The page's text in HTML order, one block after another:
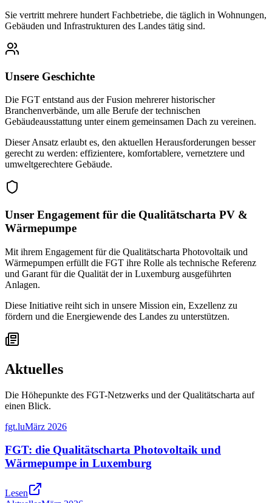
Sie vertritt mehrere hundert Fachbetriebe, die täglich in Wohnungen,
Gebäuden und Infrastrukturen des Landes tätig sind.
Unsere Geschichte
Die FGT entstand aus der Fusion mehrerer historischer
Branchenverbände, um alle Berufe der technischen
Gebäudeausstattung unter einem gemeinsamen Dach zu vereinen.
Dieser Ansatz erlaubt es, den aktuellen Herausforderungen besser
gerecht zu werden: effizientere, komfortablere, vernetztere und
umweltgerechtere Gebäude.
Unser Engagement für die Qualitätscharta PV &
Wärmepumpe
Mit ihrem Engagement für die Qualitätscharta Photovoltaik und
Wärmepumpen erfüllt die FGT ihre Rolle als technische Referenz
und Garant für die Qualität der in Luxemburg ausgeführten
Anlagen.
Diese Initiative reiht sich in unsere Mission ein, Exzellenz zu
fördern und die Energiewende des Landes zu unterstützen.
Aktuelles
Die Höhepunkte des FGT-Netzwerks und der Qualitätscharta auf
einen Blick.
fgt.luMärz 2026
FGT: die Qualitätscharta Photovoltaik und
Wärmepumpe in Luxemburg
Lesen